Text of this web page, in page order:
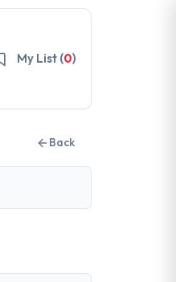
My List (0)
Back